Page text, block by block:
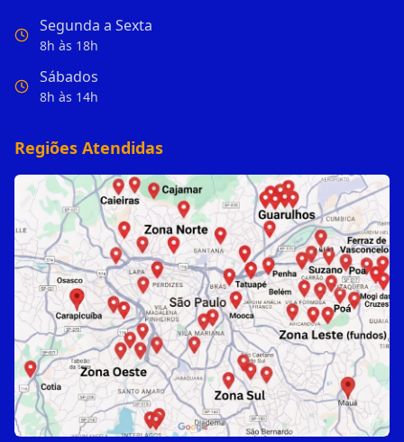
Segunda a Sexta
8h às 18h
Sábados
8h às 14h
Regiões Atendidas